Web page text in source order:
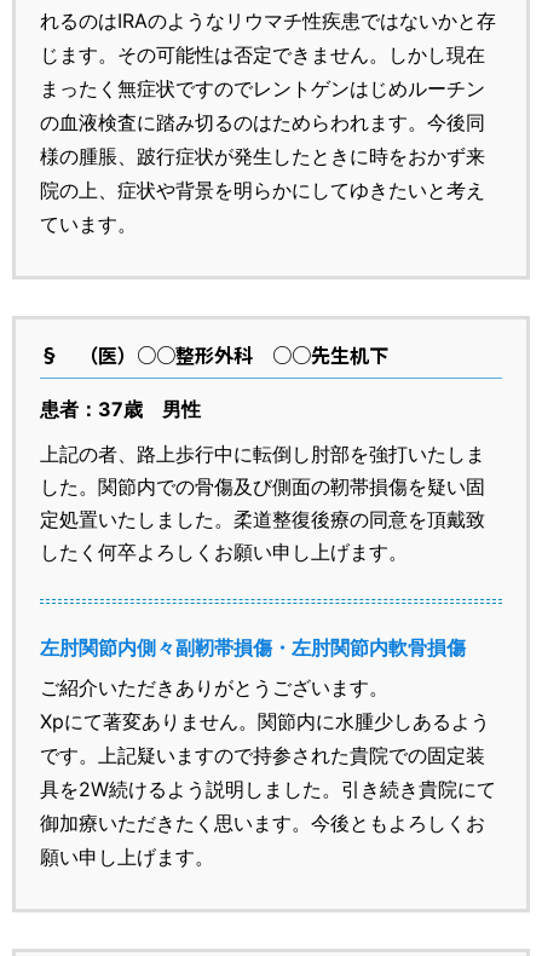
れるのはIRAのようなリウマチ性疾患ではないかと存
じます。その可能性は否定できません。しかし現在
まったく無症状ですのでレントゲンはじめルーチン
の血液検査に踏み切るのはためらわれます。今後同
様の腫脹、跛行症状が発生したときに時をおかず来
院の上、症状や背景を明らかにしてゆきたいと考え
ています。
§ （医）○○整形外科 ○○先生机下
患者：37歳 男性
上記の者、路上歩行中に転倒し肘部を強打いたしま
した。関節内での骨傷及び側面の靭帯損傷を疑い固
定処置いたしました。柔道整復後療の同意を頂戴致
したく何卒よろしくお願い申し上げます。
左肘関節内側々副靭帯損傷・左肘関節内軟骨損傷
ご紹介いただきありがとうございます。
Xpにて著変ありません。関節内に水腫少しあるよう
です。上記疑いますので持参された貴院での固定装
具を2W続けるよう説明しました。引き続き貴院にて
御加療いただきたく思います。今後ともよろしくお
願い申し上げます。